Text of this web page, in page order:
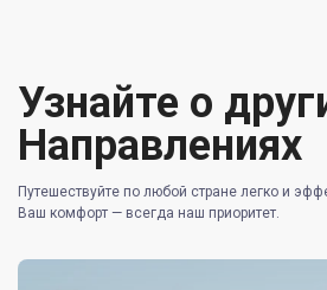
Узнайте о
Направлениях
Путешествуйте по любой стране легко и
Ваш комфорт — всегда наш приоритет.